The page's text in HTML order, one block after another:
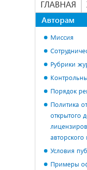
ГЛАВНАЯ
Авторам
Миссия
Рубрики
Порядок
Политика
открытого
авторского
Условия
Примеры